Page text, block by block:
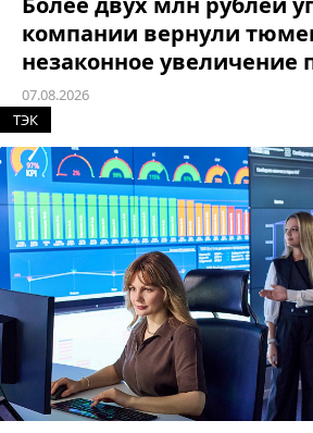
компании вернули
незаконное увеличение
07.08.2026
ТЭК